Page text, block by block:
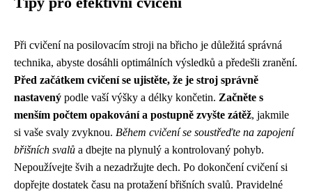
Při cvičení na posilovacím stroji na břicho je důležitá správná
technika, abyste dosáhli optimálních výsledků a předešli zranění.
Před začátkem cvičení se ujistěte, že je stroj správně
nastavený podle vaší výšky a délky končetin. Začněte s
menším počtem opakování a postupně zvyšte zátěž, jakmile
si vaše svaly zvyknou. Během cvičení se soustřeďte na zapojení
břišních svalů a dbejte na plynulý a kontrolovaný pohyb.
Nepoužívejte švih a nezadržujte dech. Po dokončení cvičení si
dopřejte dostatek času na protažení břišních svalů. Pravidelné